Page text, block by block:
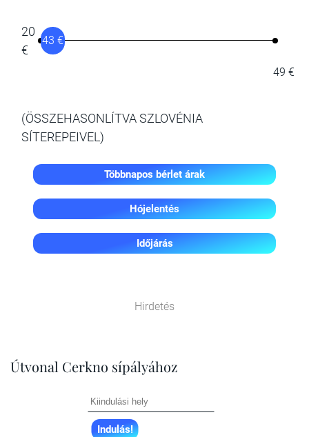
20
€
43 €
49 €
(ÖSSZEHASONLÍTVA SZLOVÉNIA
SÍTEREPEIVEL)
Többnapos bérlet árak
Hójelentés
Időjárás
Hirdetés
Útvonal Cerkno sípályához
Indulás!